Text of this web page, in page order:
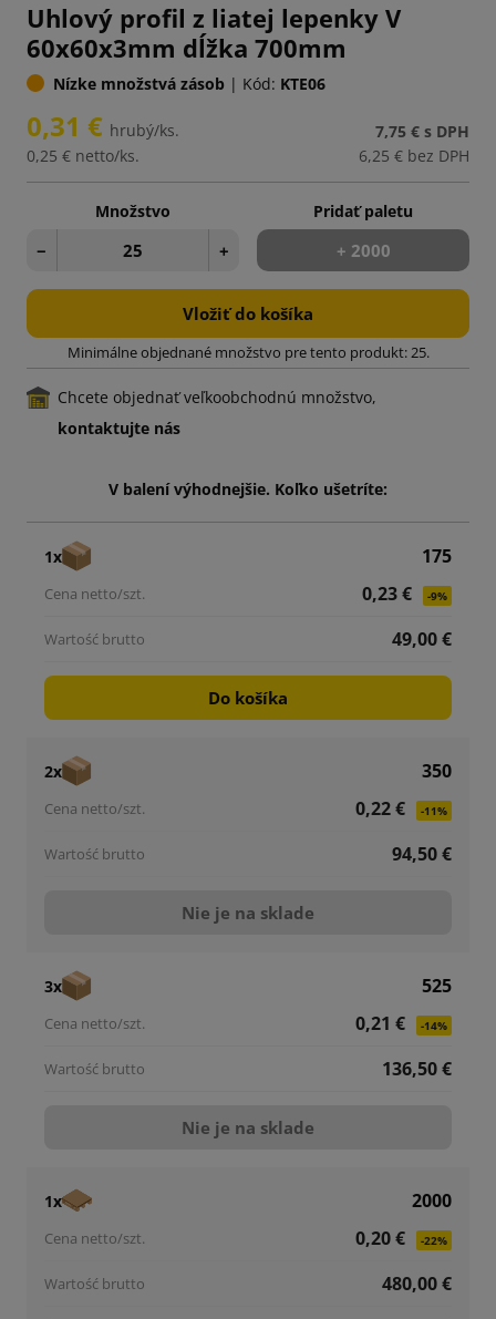
Uhlový profil z liatej lepenky V
60x60x3mm dĺžka 700mm
Nízke množstvá zásob | Kód: KTE06
0,31 € hrubý/ks.
0,25 € netto/ks.
7,75 € s DPH
6,25 € bez DPH
Množstvo
− +
Pridať paletu
+ 2000
Vložiť do košíka
Minimálne objednané množstvo pre tento produkt: 25.
Chcete objednať veľkoobchodnú množstvo,
kontaktujte nás
V balení výhodnejšie. Koľko ušetríte:
1x
175
0,23 €
-9%
49,00 €
Do košíka
2x
350
0,22 €
-11%
94,50 €
Nie je na sklade
3x
525
0,21 €
-14%
136,50 €
Nie je na sklade
1x
2000
0,20 €
-22%
480,00 €